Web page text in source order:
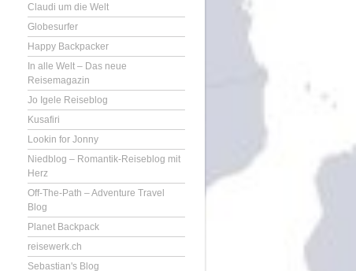
Claudi um die Welt
Globesurfer
Happy Backpacker
In alle Welt – Das neue
Reisemagazin
Jo Igele Reiseblog
Kusafiri
Lookin for Jonny
Niedblog – Romantik-Reiseblog mit
Herz
Off-The-Path – Adventure Travel
Blog
Planet Backpack
reisewerk.ch
Sebastian's Blog